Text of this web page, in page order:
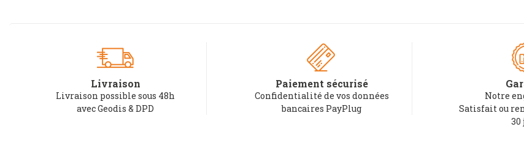
Livraison
Livraison possible sous 48h
avec Geodis & DPD
Paiement sécurisé
Confidentialité de vos données
bancaires PayPlug
Notre
Satisfait ou
30